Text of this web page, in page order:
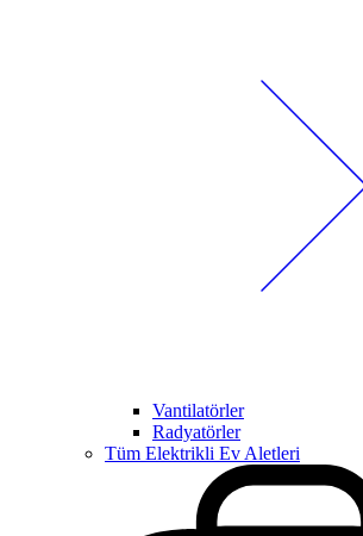
Vantilatörler
Radyatörler
Tüm Elektrikli Ev Aletleri